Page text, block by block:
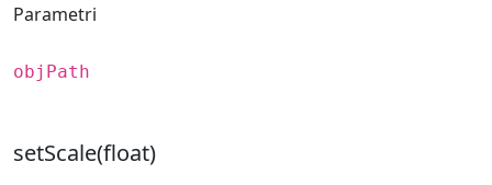
Parametri
objPath
setScale(float)